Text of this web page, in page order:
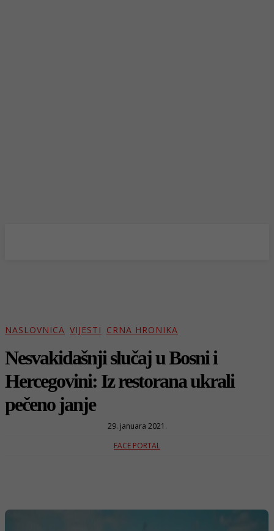
NASLOVNICA VIJESTI CRNA HRONIKA
Nesvakidašnji slučaj u Bosni i
Hercegovini: Iz restorana ukrali
pečeno janje
29. januara 2021.
FACE PORTAL